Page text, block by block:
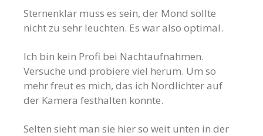
Sternenklar muss es sein, der Mond sollte
nicht zu sehr leuchten. Es war also optimal.
Ich bin kein Profi bei Nachtaufnahmen.
Versuche und probiere viel herum. Um so
mehr freut es mich, das ich Nordlichter auf
der Kamera festhalten konnte.
Selten sieht man sie hier so weit unten in der